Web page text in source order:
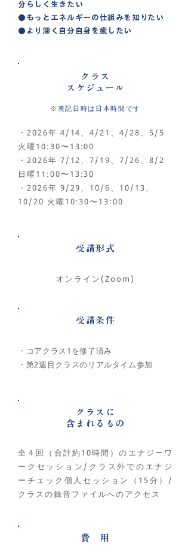
分らしく生きたい
●もっとエネルギーの仕組みを知りたい
●より深く自分自身を癒したい
クラス
スケジュール
※表記日時は日本時間です
・2026年 4/14、4/21、4/28、5/5
火曜10:30〜13:00
・2026年 7/12、7/19、7/26、8/2
日曜11:00〜13:30
・2026年 9/29、10/6、10/13、
10/20 火曜10:30〜13:00
​受講形式
オンライン(Zoom)
​受講条件
・コアクラス1を修了済み
・第2週目クラスのリアルタイム参加
クラスに
​含まれるもの
全４回（合計約10時間）のエナジーワ
ークセッション/クラス外でのエナジ
ーチェック個人セッション（15分）/
クラスの録音ファイルへのアクセス
費 用